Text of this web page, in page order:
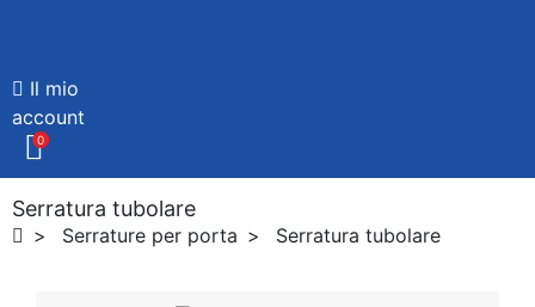
Il mio
account
0
Serratura tubolare
Serrature per porta Serratura tubolare